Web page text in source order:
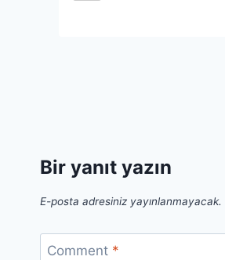
Bir yanıt yazın
E-posta adresiniz yayınlanmayacak.
Comment *